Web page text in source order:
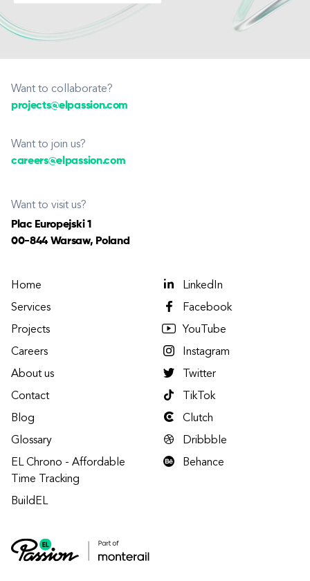
Want to collaborate?
projects@elpassion.com
Want to join us?
careers@elpassion.com
Want to visit us?
Plac Europejski 1
00-844 Warsaw, Poland
Home
Services
Projects
Careers
About us
Contact
Blog
Glossary
EL Chrono - Affordable
Time Tracking
BuildEL
LinkedIn
Facebook
YouTube
Instagram
Twitter
TikTok
Clutch
Dribbble
Behance